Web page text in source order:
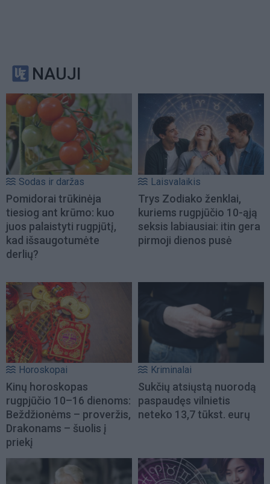
NAUJI
Sodas ir daržas
Pomidorai trūkinėja
tiesiog ant krūmo: kuo
juos palaistyti rugpjūtį,
kad išsaugotumėte
derlių?
Laisvalaikis
Trys Zodiako ženklai,
kuriems rugpjūčio 10-ąją
seksis labiausiai: itin gera
pirmoji dienos pusė
Horoskopai
Kinų horoskopas
rugpjūčio 10–16 dienoms:
Beždžionėms – proveržis,
Drakonams – šuolis į
priekį
Kriminalai
Sukčių atsiųstą nuorodą
paspaudęs vilnietis
neteko 13,7 tūkst. eurų